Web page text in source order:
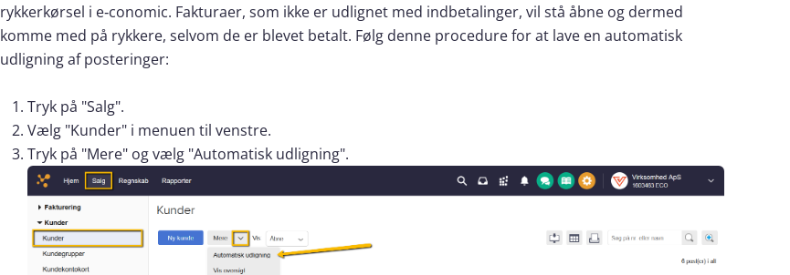
rykkerkørsel i e‑conomic. Fakturaer, som ikke er udlignet med indbetalinger, vil stå åbne og dermed
komme med på rykkere, selvom de er blevet betalt. Følg denne procedure for at lave en automatisk
udligning af posteringer:
Tryk på "Salg".
Vælg "Kunder" i menuen til venstre.
Tryk på "Mere" og vælg "Automatisk udligning".